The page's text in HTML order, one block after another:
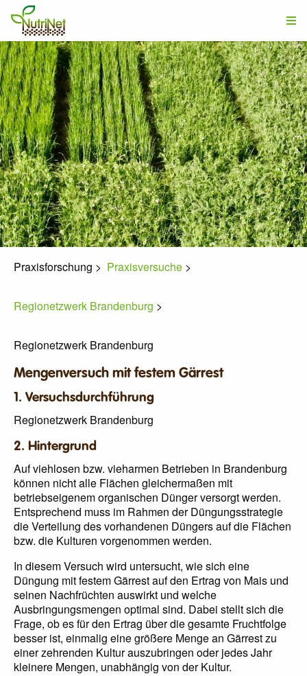
Praxisforschung > Praxisversuche >
Regionetzwerk Brandenburg >
Regionetzwerk Brandenburg
Mengenversuch mit festem Gärrest
1. Versuchsdurchführung
Regionetzwerk Brandenburg
2. Hintergrund
Auf viehlosen bzw. vieharmen Betrieben in Brandenburg
können nicht alle Flächen gleichermaßen mit
betriebseigenem organischen Dünger versorgt werden.
Entsprechend muss im Rahmen der Düngungsstrategie
die Verteilung des vorhandenen Düngers auf die Flächen
bzw. die Kulturen vorgenommen werden.
In diesem Versuch wird untersucht, wie sich eine
Düngung mit festem Gärrest auf den Ertrag von Mais und
seinen Nachfrüchten auswirkt und welche
Ausbringungsmengen optimal sind. Dabei stellt sich die
Frage, ob es für den Ertrag über die gesamte Fruchtfolge
besser ist, einmalig eine größere Menge an Gärrest zu
einer zehrenden Kultur auszubringen oder jedes Jahr
kleinere Mengen, unabhängig von der Kultur.